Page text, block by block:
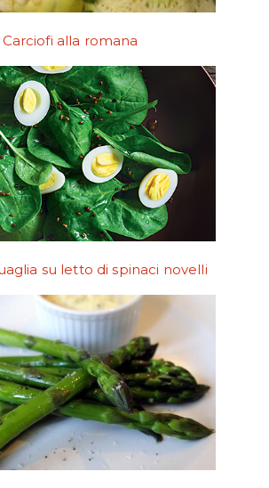
Carciofi alla romana
su letto di spinaci novelli